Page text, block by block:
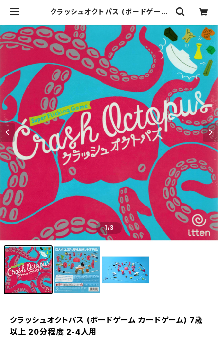
クラッシュオクトパス (ボードゲーム
4人用 | ジョイゲームズ
1/3
クラッシュオクトパス (ボードゲーム カードゲーム) 7歳
以上 20分程度 2-4人用